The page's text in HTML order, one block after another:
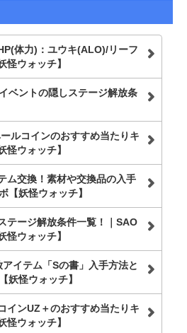
体力)：ユウキ(ALO)/リーフ
怪ウォッチ】
ベントの隠しステージ解放条
ルコインのおすすめ当たりキ
怪ウォッチ】
ム交換！素材や交換品の入手
【妖怪ウォッチ】
テージ解放条件一覧！｜SAO
怪ウォッチ】
アイテム「Sの書」入手方法と
妖怪ウォッチ】
インUZ＋のおすすめ当たりキ
怪ウォッチ】